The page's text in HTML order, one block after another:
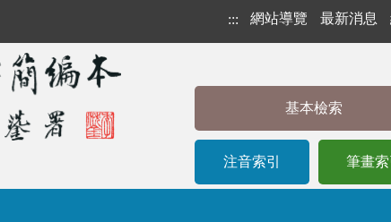
::: 網站導覽 最新消息
基本檢索
注音索引 筆畫索